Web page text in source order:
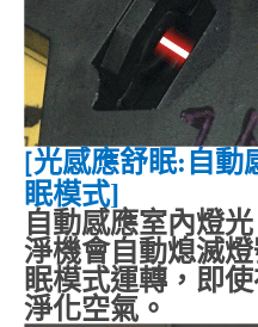
光感應舒眠: 自動
眠模式]
自動感應室內燈
淨機會自動熄滅
眠模式運轉，即
淨化空氣。